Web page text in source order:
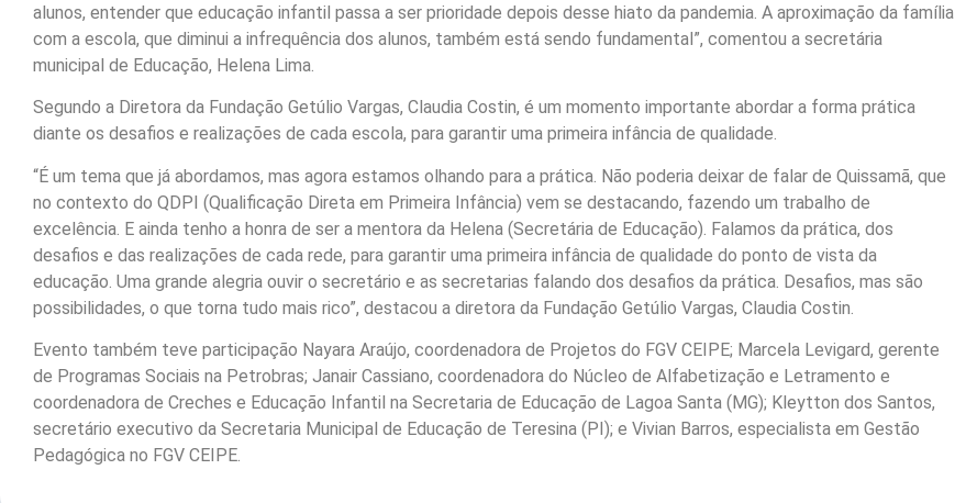
alunos, entender que educação infantil passa a ser prioridade depois desse hiato da pandemia. A aproximação da família
com a escola, que diminui a infrequência dos alunos, também está sendo fundamental”, comentou a secretária
municipal de Educação, Helena Lima.
Segundo a Diretora da Fundação Getúlio Vargas, Claudia Costin, é um momento importante abordar a forma prática
diante os desafios e realizações de cada escola, para garantir uma primeira infância de qualidade.
“É um tema que já abordamos, mas agora estamos olhando para a prática. Não poderia deixar de falar de Quissamã, que
no contexto do QDPI (Qualificação Direta em Primeira Infância) vem se destacando, fazendo um trabalho de
excelência. E ainda tenho a honra de ser a mentora da Helena (Secretária de Educação). Falamos da prática, dos
desafios e das realizações de cada rede, para garantir uma primeira infância de qualidade do ponto de vista da
educação. Uma grande alegria ouvir o secretário e as secretarias falando dos desafios da prática. Desafios, mas são
possibilidades, o que torna tudo mais rico”, destacou a diretora da Fundação Getúlio Vargas, Claudia Costin.
Evento também teve participação Nayara Araújo, coordenadora de Projetos do FGV CEIPE; Marcela Levigard, gerente
de Programas Sociais na Petrobras; Janair Cassiano, coordenadora do Núcleo de Alfabetização e Letramento e
coordenadora de Creches e Educação Infantil na Secretaria de Educação de Lagoa Santa (MG); Kleytton dos Santos,
secretário executivo da Secretaria Municipal de Educação de Teresina (PI); e Vivian Barros, especialista em Gestão
Pedagógica no FGV CEIPE.